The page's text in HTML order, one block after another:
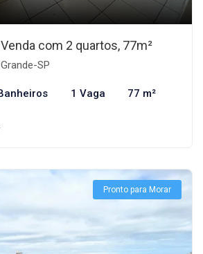
com 2 quartos, 77m²
SP
1 Vaga 77 m²
Pronto para Morar